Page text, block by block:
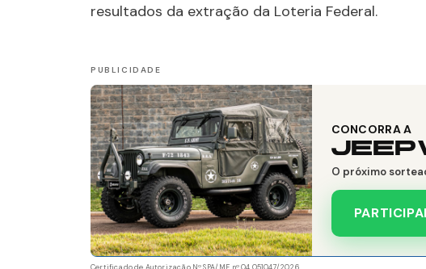
resultados da extração da Loteria Federal.
CONCORRA A
JEEP
O próximo